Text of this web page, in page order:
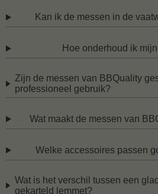
Kan ik de messen in de
Hoe onderhoud ik
Zijn de messen van BBQuality
professioneel gebruik?
Wat maakt de messen van
Welke accessoires passen
Wat is het verschil tussen een
gekarteld lemmet?